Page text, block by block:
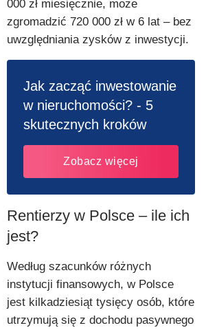
000 zł miesięcznie, może
zgromadzić 720 000 zł w 6 lat – bez
uwzględniania zysków z inwestycji.
Jak zacząć inwestowanie
w nieruchomości? - 5
skutecznych kroków
Zobacz więcej
Rentierzy w Polsce – ile ich
jest?
Według szacunków różnych
instytucji finansowych, w Polsce
jest kilkadziesiąt tysięcy osób, które
utrzymują się z dochodu pasywnego